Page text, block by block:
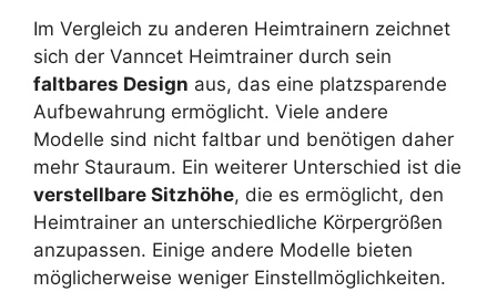
Im Vergleich zu anderen Heimtrainern zeichnet
sich der Vanncet Heimtrainer durch sein
faltbares Design aus, das eine platzsparende
Aufbewahrung ermöglicht. Viele andere
Modelle sind nicht faltbar und benötigen daher
mehr Stauraum. Ein weiterer Unterschied ist die
verstellbare Sitzhöhe, die es ermöglicht, den
Heimtrainer an unterschiedliche Körpergrößen
anzupassen. Einige andere Modelle bieten
möglicherweise weniger Einstellmöglichkeiten.